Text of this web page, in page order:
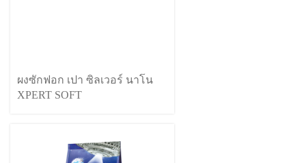
ผงซักฟอก เปา ซิลเวอร์ นาโน
XPERT SOFT